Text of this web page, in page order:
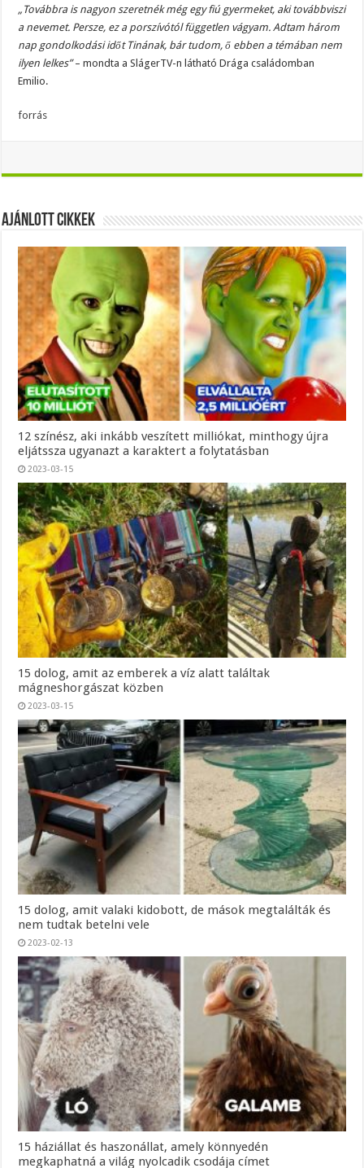
„Továbbra is nagyon szeretnék még egy fiú gyermeket, aki továbbviszi
a nevemet. Persze, ez a porszívótól független vágyam. Adtam három
nap gondolkodási időt Tinának, bár tudom, ő ebben a témában nem
ilyen lelkes”– mondta a SlágerTV-n látható Drága családomban
Emilio.
forrás
Ajánlott Cikkek
12 színész, aki inkább veszített milliókat, minthogy újra
eljátssza ugyanazt a karaktert a folytatásban
2023-03-15
15 dolog, amit az emberek a víz alatt találtak
mágneshorgászat közben
2023-03-15
15 dolog, amit valaki kidobott, de mások megtalálták és
nem tudtak betelni vele
2023-02-13
15 háziállat és haszonállat, amely könnyedén
megkaphatná a világ nyolcadik csodája címet